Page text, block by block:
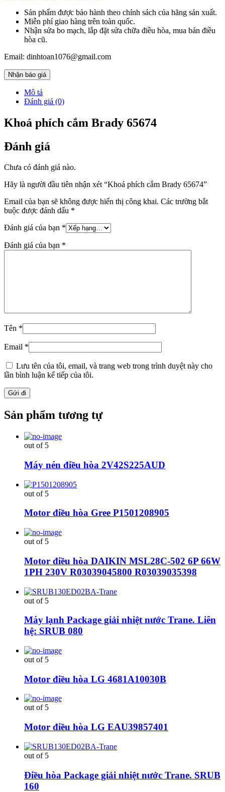
Sản phẩm được bảo hành theo chính sách của hãng sản xuất.
Miễn phí giao hàng trên toàn quốc.
Nhận sửa bo mạch, lắp đặt sửa chữa điều hòa, mua bán điều
hòa cũ.
Email: dinhtoan1076@gmail.com
Nhận báo giá
Mô tả
Đánh giá (0)
Khoá phích cắm Brady 65674
Đánh giá
Chưa có đánh giá nào.
Hãy là người đầu tiên nhận xét “Khoá phích cắm Brady 65674”
Email của bạn sẽ không được hiển thị công khai. Các trường bắt
buộc được đánh dấu *
Đánh giá của bạn *
Đánh giá của bạn *
Tên *
Email *
Lưu tên của tôi, email, và trang web trong trình duyệt này cho
lần bình luận kế tiếp của tôi.
Sản phẩm tương tự
out of 5
Máy nén điều hòa 2V42S225AUD
out of 5
Motor điều hòa Gree P1501208905
out of 5
Motor điều hòa DAIKIN MSL28C-502 6P 66W
1PH 230V R03039045800 R03039035398
out of 5
Máy lạnh Package giải nhiệt nước Trane. Liên
hệ: SRUB 080
out of 5
Motor điều hòa LG 4681A10030B
out of 5
Motor điều hòa LG EAU39857401
out of 5
Điều hòa Package giải nhiệt nước Trane. SRUB
160